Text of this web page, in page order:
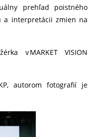
prehľad poistného
a interpretácii zmien na
v MARKET VISION
autorom fotografií je